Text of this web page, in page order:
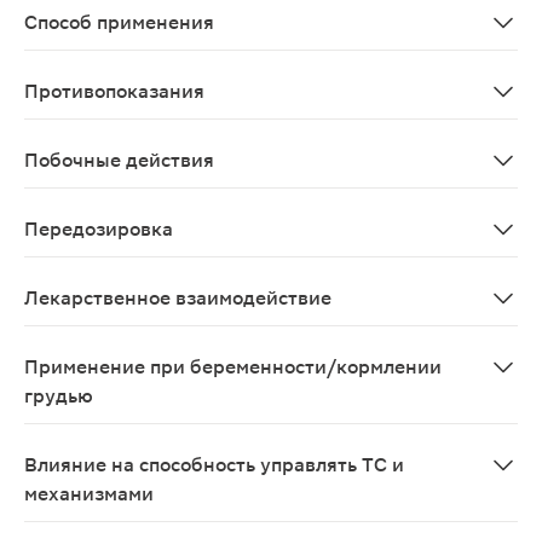
Способ применения
Противопоказания
Побочные действия
Передозировка
Лекарственное взаимодействие
Применение при беременности/кормлении
грудью
Влияние на способность управлять ТС и
механизмами